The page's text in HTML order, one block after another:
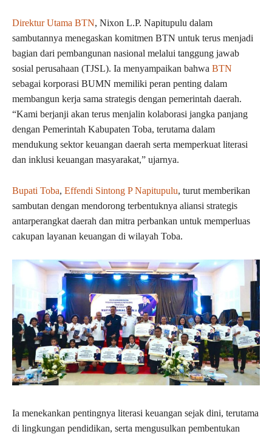
Direktur Utama BTN, Nixon L.P. Napitupulu dalam
sambutannya menegaskan komitmen BTN untuk terus menjadi
bagian dari pembangunan nasional melalui tanggung jawab
sosial perusahaan (TJSL). Ia menyampaikan bahwa BTN
sebagai korporasi BUMN memiliki peran penting dalam
membangun kerja sama strategis dengan pemerintah daerah.
“Kami berjanji akan terus menjalin kolaborasi jangka panjang
dengan Pemerintah Kabupaten Toba, terutama dalam
mendukung sektor keuangan daerah serta memperkuat literasi
dan inklusi keuangan masyarakat,” ujarnya.
Bupati Toba, Effendi Sintong P Napitupulu, turut memberikan
sambutan dengan mendorong terbentuknya aliansi strategis
antarperangkat daerah dan mitra perbankan untuk memperluas
cakupan layanan keuangan di wilayah Toba.
Ia menekankan pentingnya literasi keuangan sejak dini, terutama
di lingkungan pendidikan, serta mengusulkan pembentukan